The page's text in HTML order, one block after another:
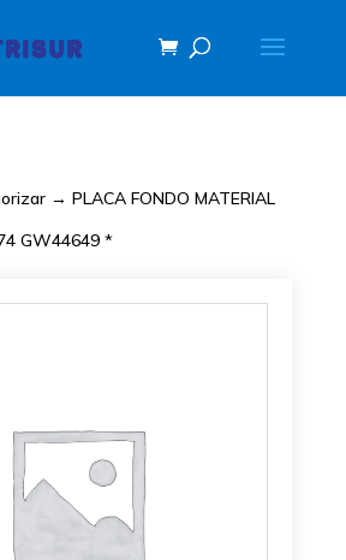
→ PLACA FONDO MATERIAL
GW44649 *